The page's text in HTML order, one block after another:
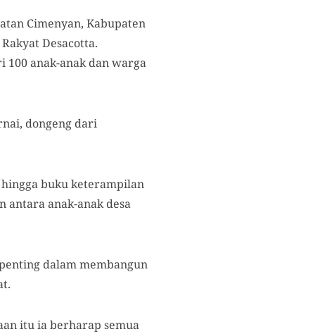
Cimenyan, Kabupaten
Desacotta.
100 anak-anak dan warga
dongeng dari
buku keterampilan
antara anak-anak desa
dalam membangun
itu ia berharap semua